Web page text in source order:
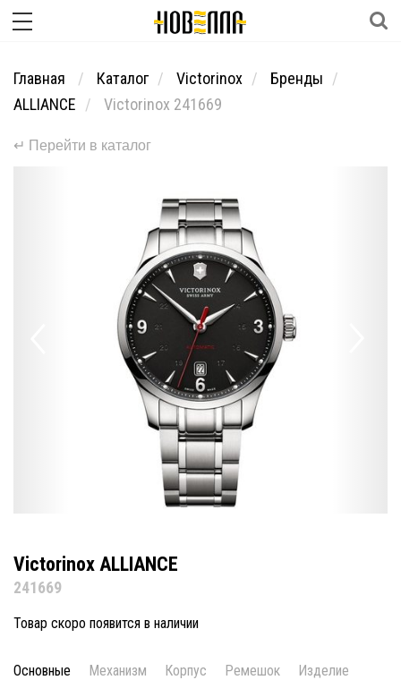
Главная Каталог Victorinox
Бренды
ALLIANCE
Victorinox 241669
↵ Перейти в каталог
Victorinox ALLIANCE
241669
Товар скоро появится в наличии
Основные Механизм Корпус Ремешок Изделие